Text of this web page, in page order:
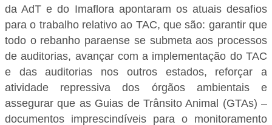
da AdT e do Imaflora apontaram os atuais desafios
para o trabalho relativo ao TAC, que são: garantir que
todo o rebanho paraense se submeta aos processos
de auditorias, avançar com a implementação do TAC
e das auditorias nos outros estados, reforçar a
atividade repressiva dos órgãos ambientais e
assegurar que as Guias de Trânsito Animal (GTAs) –
documentos imprescindíveis para o monitoramento